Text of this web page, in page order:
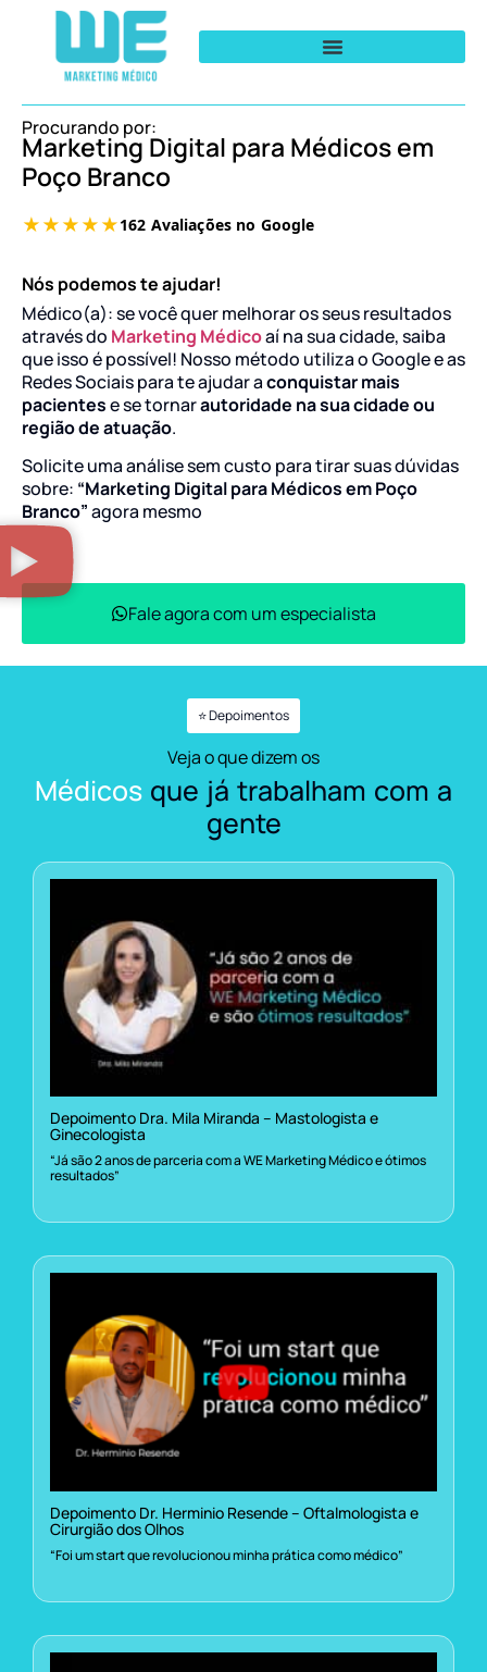
Procurando por:
Marketing Digital para Médicos em
Poço Branco
Nós podemos te ajudar!
Médico(a): se você quer melhorar os seus resultados
através do Marketing Médicoaí na sua cidade, saiba
que isso é possível! Nosso método utiliza o Google e as
Redes Sociais para te ajudar aconquistar mais
pacientese se tornarautoridade na sua cidade ou
região de atuação.
Solicite uma análise sem custo para tirar suas dúvidas
sobre: “Marketing Digital para Médicos em Poço
Branco”agora mesmo
Fale agora com um especialista
⭐ Depoimentos
Veja o que dizem os
Médicos que já trabalham com a
gente
Depoimento Dra. Mila Miranda – Mastologista e
Ginecologista
“Já são 2 anos de parceria com a WE Marketing Médico e ótimos
resultados”
Depoimento Dr. Herminio Resende – Oftalmologista e
Cirurgião dos Olhos
“Foi um start que revolucionou minha prática como médico”